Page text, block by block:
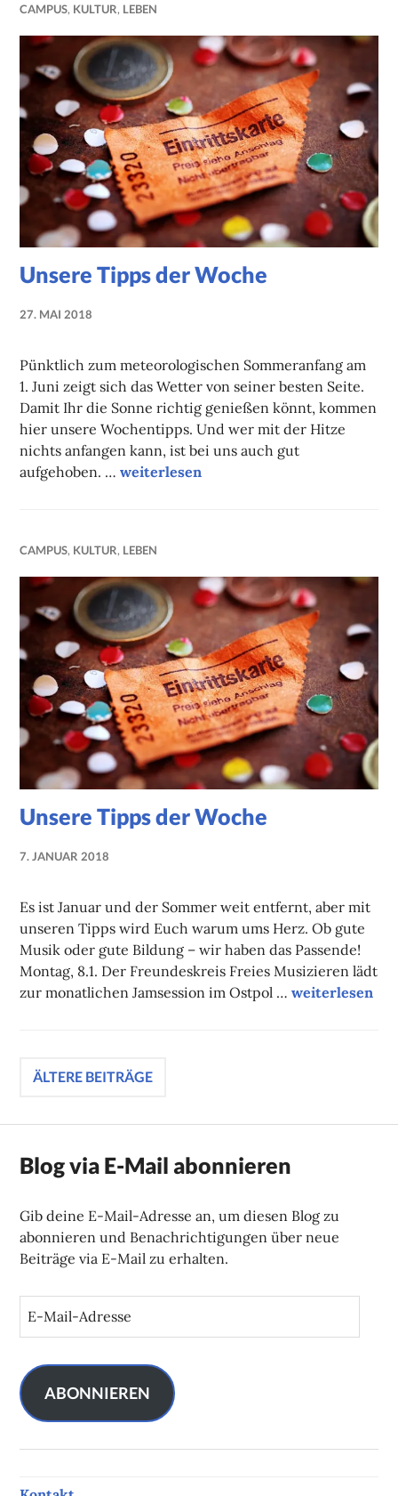
CAMPUS, KULTUR, LEBEN
Unsere Tipps der Woche
27. MAI 2018
Pünktlich zum meteorologischen Sommeranfang am
1. Juni zeigt sich das Wetter von seiner besten Seite.
Damit Ihr die Sonne richtig genießen könnt, kommen
hier unsere Wochentipps. Und wer mit der Hitze
nichts anfangen kann, ist bei uns auch gut
aufgehoben. …Unsere Tipps der Woche
weiterlesen
CAMPUS, KULTUR, LEBEN
Unsere Tipps der Woche
7. JANUAR 2018
Es ist Januar und der Sommer weit entfernt, aber mit
unseren Tipps wird Euch warum ums Herz. Ob gute
Musik oder gute Bildung – wir haben das Passende!
Montag, 8.1. Der Freundeskreis Freies Musizieren lädt
zur monatlichen Jamsession im Ostpol …Unsere Tipps
weiterlesen
Beitragsnavigation
ÄLTERE BEITRÄGE
Blog via E-Mail abonnieren
Gib deine E-Mail-Adresse an, um diesen Blog zu
abonnieren und Benachrichtigungen über neue
Beiträge via E-Mail zu erhalten.
i
l
A
ABONNIEREN